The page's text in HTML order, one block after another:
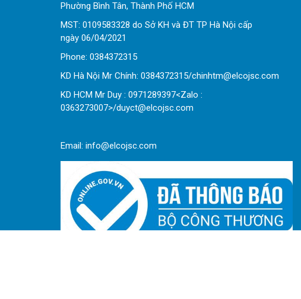
Phường Bình Tân, Thành Phố HCM
MST: 0109583328 do Sở KH và ĐT TP Hà Nội cấp
ngày 06/04/2021
Phone: 0384372315
KD Hà Nội Mr Chính: 0384372315/chinhtm@elcojsc.com
KD HCM Mr Duy : 0971289397<Zalo :
0363273007>/duyct@elcojsc.com
Email: info@elcojsc.com